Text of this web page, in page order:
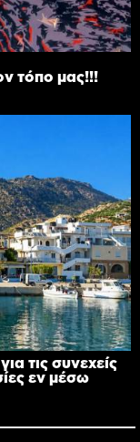
τόπο μας!!!
τις συνεχείς
εν μέσω